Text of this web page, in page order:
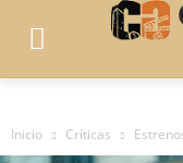
Inicio Críticas